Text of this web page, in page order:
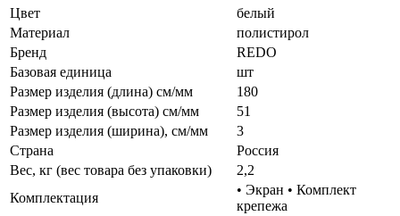
Цвет
белый
Материал
полистирол
Бренд
REDO
Базовая единица
шт
Размер изделия (длина) см/мм
180
Размер изделия (высота) см/мм
51
Размер изделия (ширина), см/мм
3
Страна
Россия
Вес, кг (вес товара без упаковки)
2,2
Комплектация
• Экран • Комплект
крепежа